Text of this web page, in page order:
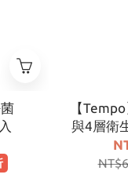
【
與4層衛